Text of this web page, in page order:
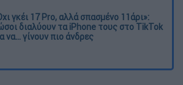
γκέι 17 Pro, αλλά σπασμένο 11άρι»:
διαλύουν τα iPhone τους στο TikTok
να... γίνουν πιο άνδρες